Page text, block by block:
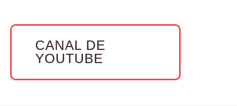
CANAL DE
YOUTUBE